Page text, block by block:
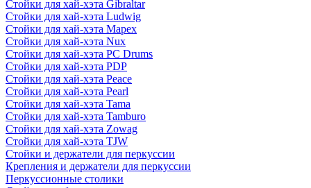
Стойки для хай-хэта Gibraltar
Стойки для хай-хэта Ludwig
Стойки для хай-хэта Mapex
Стойки для хай-хэта Nux
Стойки для хай-хэта PC Drums
Стойки для хай-хэта PDP
Стойки для хай-хэта Peace
Стойки для хай-хэта Pearl
Стойки для хай-хэта Tama
Стойки для хай-хэта Tamburo
Стойки для хай-хэта Zowag
Стойки для хай-хэта TJW
Стойки и держатели для перкуссии
Крепления и держатели для перкуссии
Перкуссионные столики